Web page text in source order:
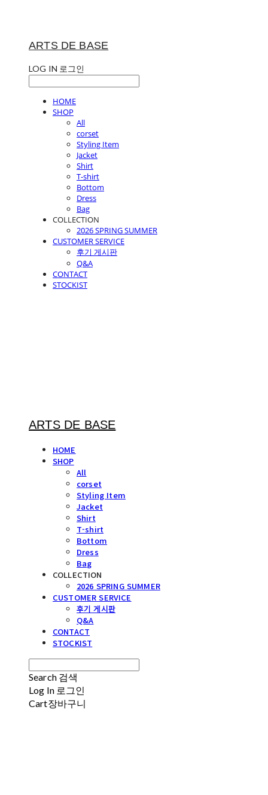
ARTS DE BASE
LOG IN 로그인
HOME
SHOP
All
corset
Styling Item
Jacket
Shirt
T-shirt
Bottom
Dress
Bag
COLLECTION
2026 SPRING SUMMER
CUSTOMER SERVICE
후기 게시판
Q&A
CONTACT
STOCKIST
ARTS DE BASE
HOME
SHOP
All
corset
Styling Item
Jacket
Shirt
T-shirt
Bottom
Dress
Bag
COLLECTION
2026 SPRING SUMMER
CUSTOMER SERVICE
후기 게시판
Q&A
CONTACT
STOCKIST
Search 검색
Log In 로그인
Cart장바구니